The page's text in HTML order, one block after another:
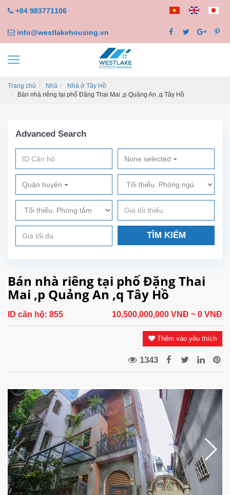
+84 983771106
info@westlakehousing.vn
Trang chủ Nhà
Nhà ở Tây Hồ
Bán nhà riêng tại phố Đặng Thai Mai ,p Quảng An ,q Tây Hồ
Advanced Search
None selected
Quận huyện
TÌM KIẾM
Bán nhà riêng tại phố Đặng Thai
Mai ,p Quảng An ,q Tây Hồ
ID căn hộ: 855 10,500,000,000 VNĐ ~ 0 VNĐ
Thêm vào yêu thích
1343